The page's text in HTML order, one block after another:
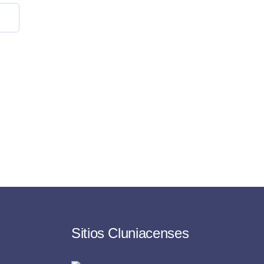
Sitios Cluniacenses